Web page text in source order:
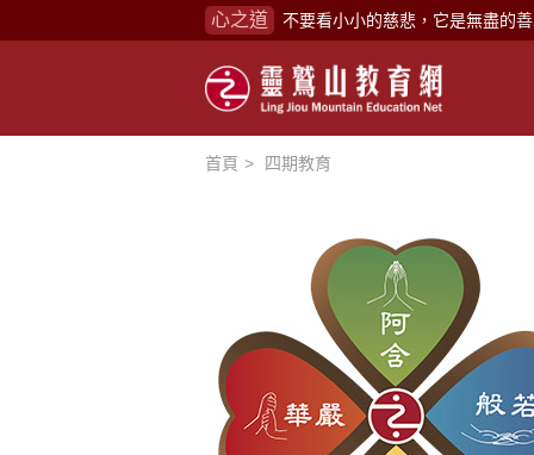
心之道 禪修，讓思緒單純，讓靈性清楚
念頭在心頭，不舒服；轉個念頭
煩惱如同下雨，當雨過天晴，雨
懂得消化煩惱，便能讓生活自在
不執著、不妄想，當下即圓滿。
心不跟隨現下煩惱，不隨就不會
學佛，就是學著拭去塵埃。
不要看小小的慈悲，它是無盡的
禪修，讓思緒單純，讓靈性清楚
首頁 四期教育